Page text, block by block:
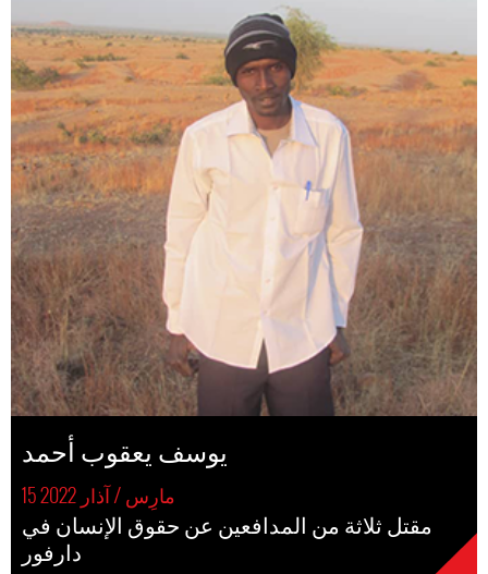
يوسف يعقوب أحمد
15 مارِس / آذار 2022
مقتل ثلاثة من المدافعين عن حقوق الإنسان في
دارفور